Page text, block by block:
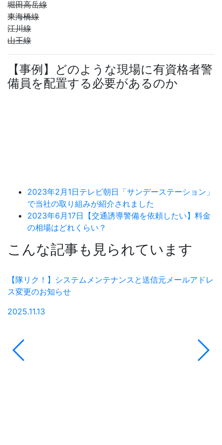
堀田高岳線
東海橋線
江川線
山王線
【事例】どのような現場に有資格者警
備員を配置する必要があるのか
2023年2月1日テレビ朝日「サンデーステーション」
で当社の取り組みが紹介されました
2023年6月17日 【交通誘導警備を依頼したい】料金
の相場はどれくらい？
こんな記事も見られています
【隊リク！】システムメンテナンスと送信元メールアドレ
ス変更のお知らせ
2025.11.13